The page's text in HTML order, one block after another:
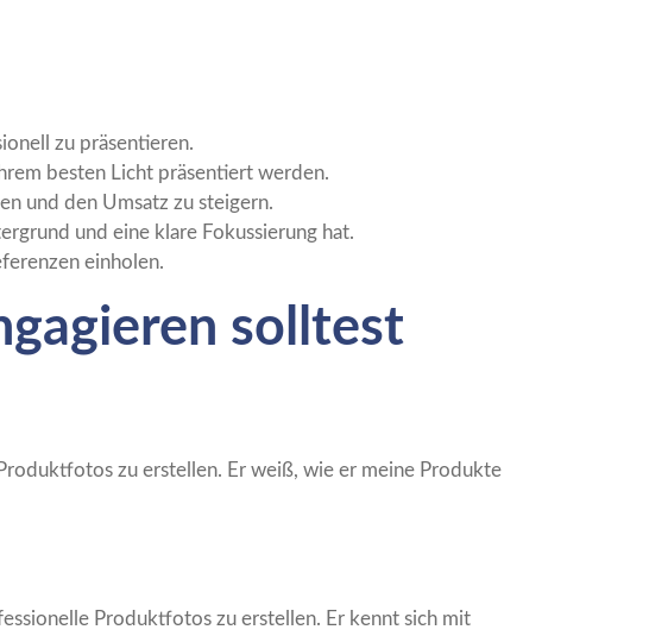
zu präsentieren.
besten Licht präsentiert werden.
und den Umsatz zu steigern.
und eine klare Fokussierung hat.
einholen.
solltest
zu erstellen. Er weiß, wie er meine Produkte
Produktfotos zu erstellen. Er kennt sich mit